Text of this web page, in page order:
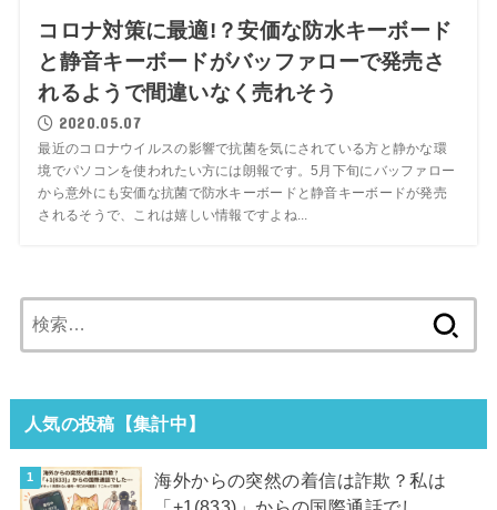
コロナ対策に最適!？安価な防水キーボード
と静音キーボードがバッファローで発売さ
れるようで間違いなく売れそう
2020.05.07
最近のコロナウイルスの影響で抗菌を気にされている方と静かな環
境でパソコンを使われたい方には朗報です。5月下旬にバッファロー
から意外にも安価な抗菌で防水キーボードと静音キーボードが発売
されるそうで、これは嬉しい情報ですよね...
索:
人気の投稿【集計中】
海外からの突然の着信は詐欺？私は